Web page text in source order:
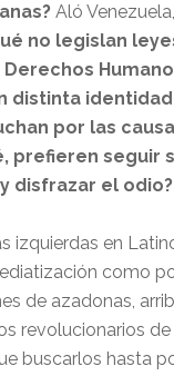
nas?Aló
no legislan
distinta
por las
prefieren seguir
disfrazar el odio?
izquierdas en
como
de azadonas,
revolucionarios
buscarlos hasta